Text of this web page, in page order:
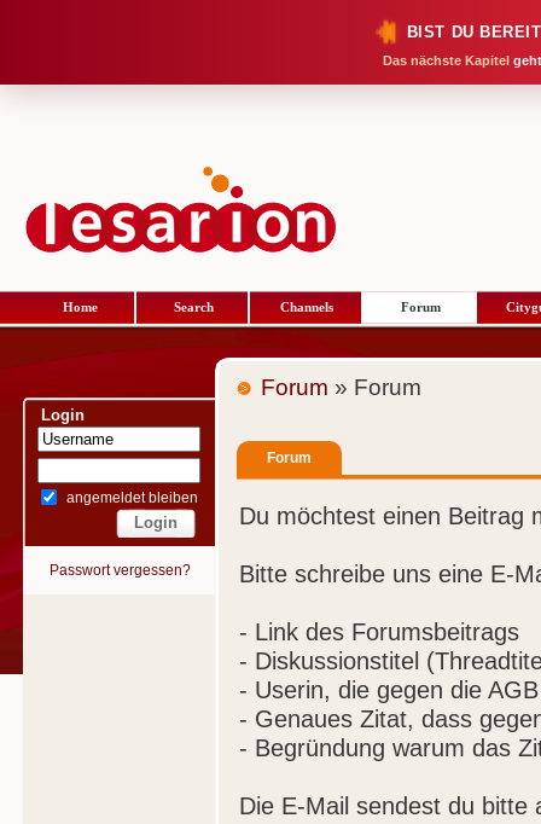
BIST DU
Das nächste Kapitel
Home Search Channels Forum
Login
angemeldet bleiben
Passwort vergessen?
Forum » Forum
Forum
Du möchtest einen Beitrag
Bitte schreibe uns eine E-
- Link des Forumsbeitrags
- Diskussionstitel
- Userin, die gegen die
- Genaues Zitat, dass
- Begründung warum das
Die E-Mail sendest du bitte